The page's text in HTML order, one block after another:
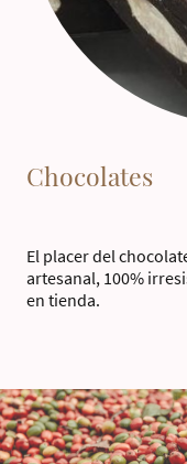
Chocolates
El placer del
artesanal, 100%
en tienda.